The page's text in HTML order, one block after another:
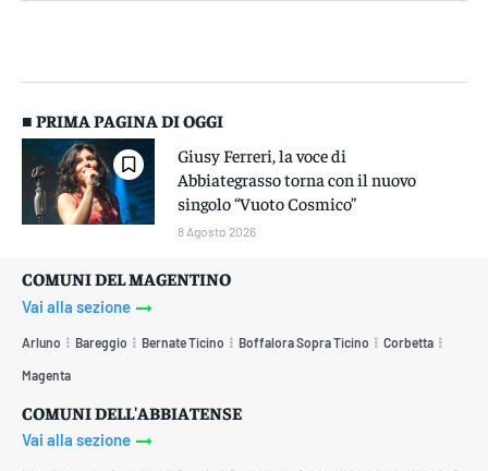
■ PRIMA PAGINA DI OGGI
Giusy Ferreri, la voce di
Abbiategrasso torna con il nuovo
singolo “Vuoto Cosmico”
8 Agosto 2026
COMUNI DEL MAGENTINO
Vai alla sezione
Arluno Bareggio Bernate Ticino Boffalora Sopra Ticino Corbetta
Magenta
COMUNI DELL'ABBIATENSE
Vai alla sezione